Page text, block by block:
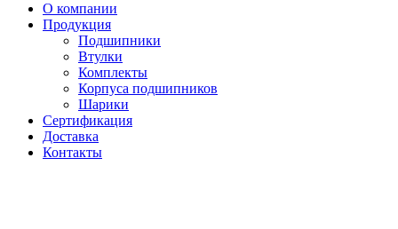
О компании
Продукция
Подшипники
Втулки
Комплекты
Корпуса подшипников
Шарики
Сертификация
Доставка
Контакты